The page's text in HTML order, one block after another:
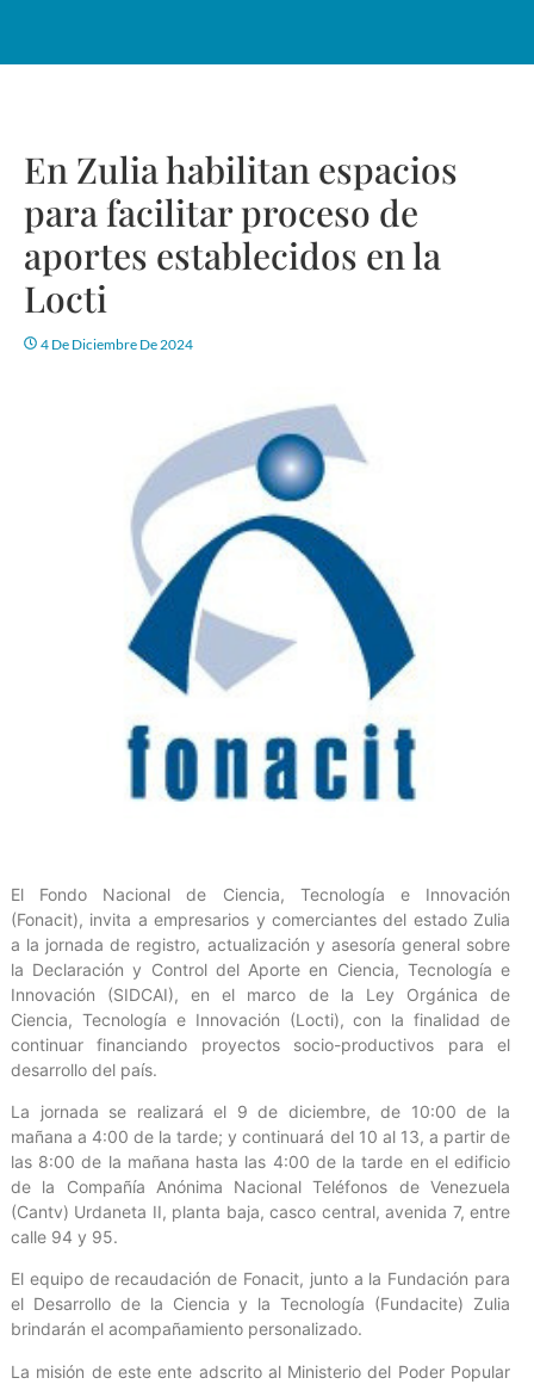
En Zulia habilitan espacios
para facilitar proceso de
aportes establecidos en la
Locti
4 De Diciembre De 2024
El Fondo Nacional de Ciencia, Tecnología e Innovación
(Fonacit), invita a empresarios y comerciantes del estado Zulia
a la jornada de registro, actualización y asesoría general sobre
la Declaración y Control del Aporte en Ciencia, Tecnología e
Innovación (SIDCAI), en el marco de la Ley Orgánica de
Ciencia, Tecnología e Innovación (Locti), con la finalidad de
continuar financiando proyectos socio-productivos para el
desarrollo del país.
La jornada se realizará el 9 de diciembre, de 10:00 de la
mañana a 4:00 de la tarde; y continuará del 10 al 13, a partir de
las 8:00 de la mañana hasta las 4:00 de la tarde en el edificio
de la Compañía Anónima Nacional Teléfonos de Venezuela
(Cantv) Urdaneta II, planta baja, casco central, avenida 7, entre
calle 94 y 95.
El equipo de recaudación de Fonacit, junto a la Fundación para
el Desarrollo de la Ciencia y la Tecnología (Fundacite) Zulia
brindarán el acompañamiento personalizado.
La misión de este ente adscrito al Ministerio del Poder Popular